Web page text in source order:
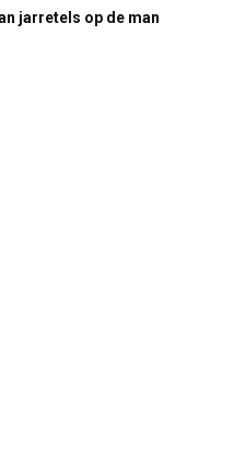
jarretels op de man